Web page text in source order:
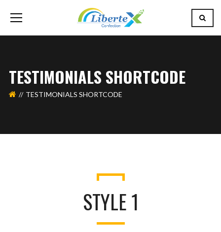
TESTIMONIALS SHORTCODE
TESTIMONIALS SHORTCODE
STYLE 1